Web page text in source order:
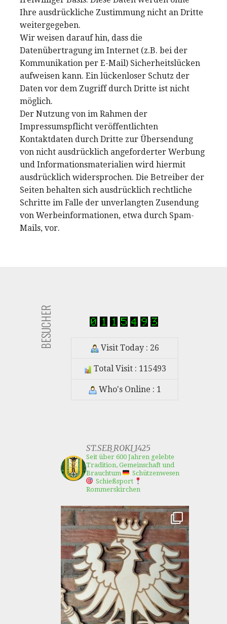
Ihre ausdrückliche Zustimmung nicht an Dritte
weitergegeben.
Wir weisen darauf hin, dass die
Datenübertragung im Internet (z.B. bei der
Kommunikation per E-Mail) Sicherheitslücken
aufweisen kann. Ein lückenloser Schutz der
Daten vor dem Zugriff durch Dritte ist nicht
möglich.
Der Nutzung von im Rahmen der
Impressumspflicht veröffentlichten
Kontaktdaten durch Dritte zur Übersendung
von nicht ausdrücklich angeforderter Werbung
und Informationsmaterialien wird hiermit
ausdrücklich widersprochen. Die Betreiber der
Seiten behalten sich ausdrücklich rechtliche
Schritte im Falle der unverlangten Zusendung
von Werbeinformationen, etwa durch Spam-
Mails, vor.
BESUCHER Visit Today : 26
Total Visit : 115493
Who's Online : 1
ST.SEB_ROKI_1425
Seit über 600 Jahren gelebte
Tradition, Gemeinschaft und
Brauchtum
Schützenwesen
Schießsport
Rommerskirchen